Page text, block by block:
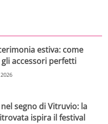
estiva: come
accessori perfetti
nel segno di Vitruvio: la
ispira il festival